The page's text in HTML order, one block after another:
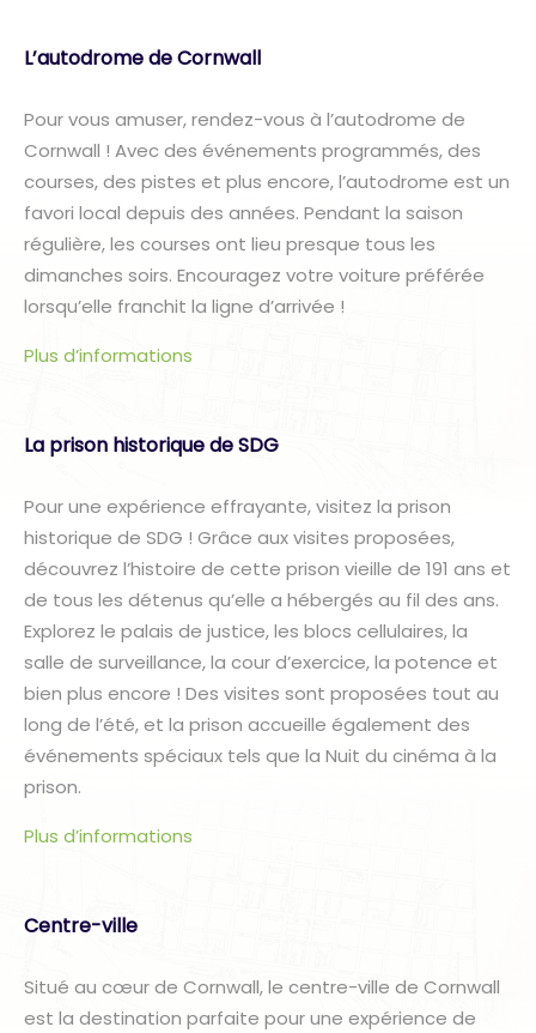
L’autodrome de Cornwall
Pour vous amuser, rendez-vous à l’autodrome de
Cornwall ! Avec des événements programmés, des
courses, des pistes et plus encore, l’autodrome est un
favori local depuis des années. Pendant la saison
régulière, les courses ont lieu presque tous les
dimanches soirs. Encouragez votre voiture préférée
lorsqu’elle franchit la ligne d’arrivée !
Plus d’informations
La prison historique de SDG
Pour une expérience effrayante, visitez la prison
historique de SDG ! Grâce aux visites proposées,
découvrez l’histoire de cette prison vieille de 191 ans et
de tous les détenus qu’elle a hébergés au fil des ans.
Explorez le palais de justice, les blocs cellulaires, la
salle de surveillance, la cour d’exercice, la potence et
bien plus encore ! Des visites sont proposées tout au
long de l’été, et la prison accueille également des
événements spéciaux tels que la Nuit du cinéma à la
prison.
Plus d’informations
Centre-ville
Situé au cœur de Cornwall, le centre-ville de Cornwall
est la destination parfaite pour une expérience de